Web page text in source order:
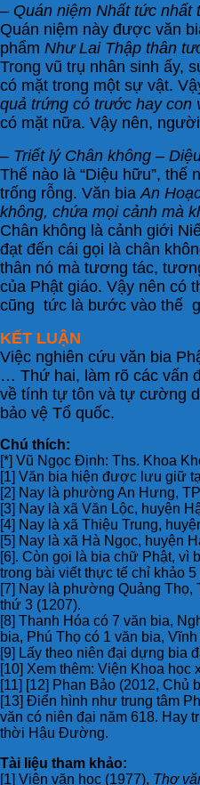
– Quán niệm Nhất tức nhất
Quán niệm này được văn
phẩm Như Lai Thập thân
Trong vũ trụ nhân sinh ấy,
có mặt trong một sự vật.
quả trứng có trước hay con
có mặt nữa. Vậy nên,
– Triết lý Chân không –
Thế nào là “Diệu hữu”, thế
trống rỗng. Văn bia An
không, chứa mọi cảnh mà
Chân không là cảnh giới
đạt đến cái gọi là chân
thân nó mà tương tác,
của Phật giáo. Vậy nên có
cũng tức là bước vào thế
KẾT LUẬN
Việc nghiên cứu văn bia
… Thứ hai, làm rõ các vấn
về tính tự tôn và tự cường
bảo vệ Tổ quốc.
Chú thích:
[*] Vũ Ngọc Định: Ths. Khoa
[1] Văn bia hiện được lưu giữ
[2] Nay là phường An Hưng,
[3] Nay là xã Văn Lộc, huyện
[4] Nay là xã Thiệu Trung,
[5] Nay là xã Hà Ngọc, huyện
[6]. Còn gọi là bia chữ Phật, vì
trong bài viết thực tế chỉ khảo
[7] Nay là phường Quảng
thứ 3 (1207).
[8] Thanh Hóa có 7 văn bia,
bia, Phú Thọ có 1 văn bia,
[9] Lấy theo niên đại dựng bia
[10] Xem thêm: Viện Khoa học
[11] [12] Phan Bảo (2012, Chủ
[13] Điển hình như trung tâm
văn có niên đại năm 618. Hay
thời Hậu Đường.
Tài liệu tham khảo:
[1] Viện văn học (1977), Thơ